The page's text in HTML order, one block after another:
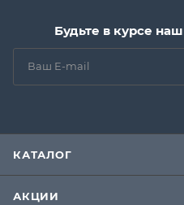
Будьте в курсе
КАТАЛОГ
АКЦИИ